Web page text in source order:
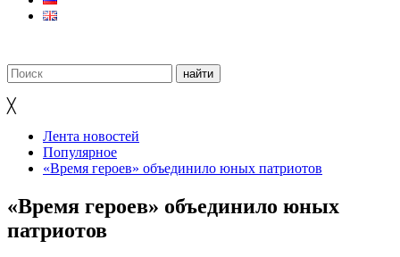
╳
Лента новостей
Популярное
«Время героев» объединило юных патриотов
«Время героев» объединило юных
патриотов